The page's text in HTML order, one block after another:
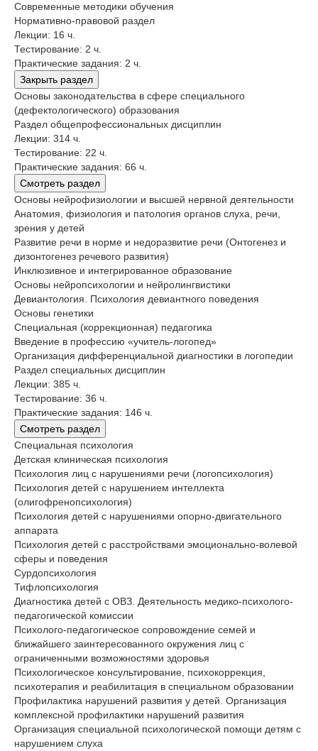
Современные методики обучения
Нормативно-правовой раздел
Лекции: 16 ч.
Тестирование: 2 ч.
Практические задания: 2 ч.
Закрыть раздел
Основы законодательства в сфере специального
(дефектологического) образования
Раздел общепрофессиональных дисциплин
Лекции: 314 ч.
Тестирование: 22 ч.
Практические задания: 66 ч.
Смотреть раздел
Основы нейрофизиологии и высшей нервной деятельности
Анатомия, физиология и патология органов слуха, речи,
зрения у детей
Развитие речи в норме и недоразвитие речи (Онтогенез и
дизонтогенез речевого развития)
Инклюзивное и интегрированное образование
Основы нейропсихологии и нейролингвистики
Девиантология. Психология девиантного поведения
Основы генетики
Специальная (коррекционная) педагогика
Введение в профессию «учитель-логопед»
Организация дифференциальной диагностики в логопедии
Раздел специальных дисциплин
Лекции: 385 ч.
Тестирование: 36 ч.
Практические задания: 146 ч.
Смотреть раздел
Специальная психология
Детская клиническая психология
Психология лиц с нарушениями речи (логопсихология)
Психология детей с нарушением интеллекта
(олигофренопсихология)
Психология детей с нарушениями опорно-двигательного
аппарата
Психология детей с расстройствами эмоционально-волевой
сферы и поведения
Сурдопсихология
Тифлопсихология
Диагностика детей с ОВЗ. Деятельность медико-психолого-
педагогической комиссии
Психолого-педагогическое сопровождение семей и
ближайшего заинтересованного окружения лиц с
ограниченными возможностями здоровья
Психологическое консультирование, психокоррекция,
психотерапия и реабилитация в специальном образовании
Профилактика нарушений развития у детей. Организация
комплексной профилактики нарушений развития
Организация специальной психологической помощи детям с
нарушением слуха